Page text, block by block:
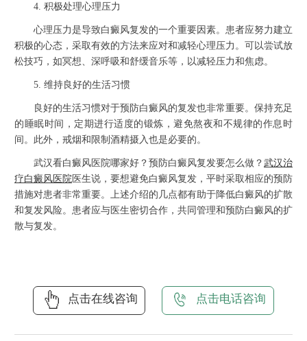
4. 积极处理心理压力
心理压力是导致白癜风复发的一个重要因素。患者应努力建立
积极的心态，采取有效的方法来应对和减轻心理压力。可以尝试放
松技巧，如冥想、深呼吸和舒缓音乐等，以减轻压力和焦虑。
5. 维持良好的生活习惯
良好的生活习惯对于预防白癜风的复发也非常重要。保持充足
的睡眠时间，定期进行适度的锻炼，避免熬夜和不规律的作息时
间。此外，戒烟和限制酒精摄入也是必要的。
武汉看白癜风医院哪家好？预防白癜风复发要怎么做？ 武汉治
疗白癜风医院 医生说，要想避免白癜风复发，平时采取相应的预防
措施对患者非常重要。上述介绍的几点都有助于降低白癜风的扩散
和复发风险。患者应与医生密切合作，共同管理和预防白癜风的扩
散与复发。
点击在线咨询 点击电话咨询